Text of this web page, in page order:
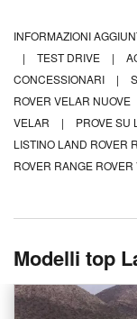
INFORMAZIONI
|
TEST DRIVE |
CONCESSIONARI
|
ROVER VELAR NUOVE
VELAR
| PROVE SU
LISTINO LAND ROVER
ROVER RANGE
Modelli top